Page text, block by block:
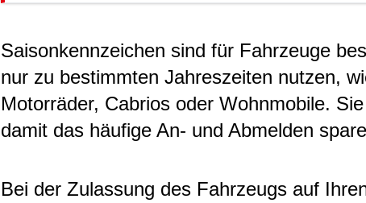
Saisonkennzeichen sind für Fahrzeuge
nur zu bestimmten Jahreszeiten nutzen,
Motorräder, Cabrios oder Wohnmobile.
damit das häufige An- und Abmelden
Bei der Zulassung des Fahrzeugs auf